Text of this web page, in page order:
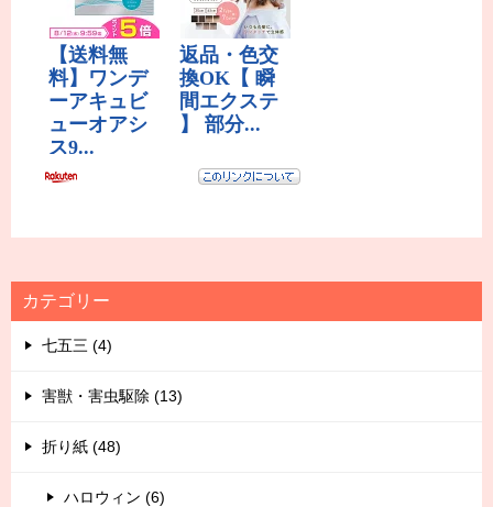
カテゴリー
七五三 (4)
害獣・害虫駆除 (13)
折り紙 (48)
ハロウィン (6)